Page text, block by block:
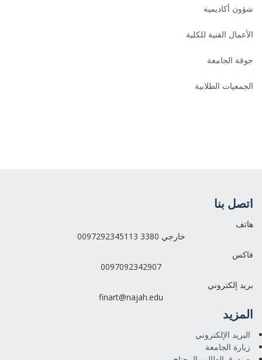
شؤون أكاديمية
الأعمال الفنية للكلية
جوقة الجامعة
الجمعيات الطلابية
اتصل بنا
هاتف
0097292345113 خارجي 3380
فاكس
0097092342907
بريد إلكتروني
finart@najah.edu
المزيد
البريد الإلكتروني
زيارة الجامعة